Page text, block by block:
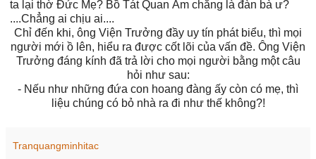
ta lại thờ Đức Mẹ? Bồ Tát Quan Âm chẳng là đàn bà ư?
....Chẳng ai chịu ai....
Chỉ đến khi, ông Viện Trưởng đầy uy tín phát biểu, thì mọi
người mới ồ lên, hiểu ra được cốt lõi của vấn đề. Ông Viện
Trưởng đáng kính đã trả lời cho mọi người bằng một câu
hỏi như sau:
- Nếu như những đứa con hoang đàng ấy còn có mẹ, thì
liệu chúng có bỏ nhà ra đi như thế không?!
Tranquangminhitac